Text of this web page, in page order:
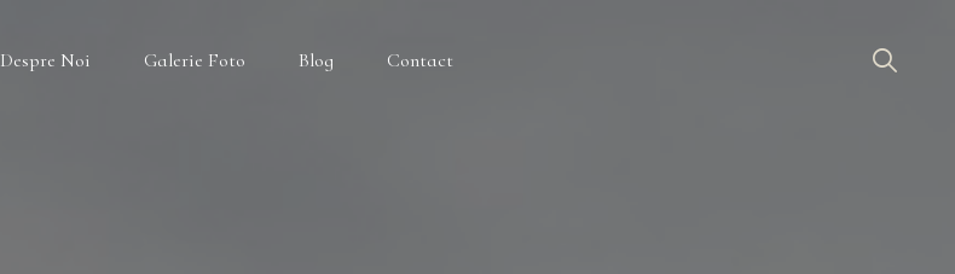
Despre Noi Galerie Foto Blog Contact